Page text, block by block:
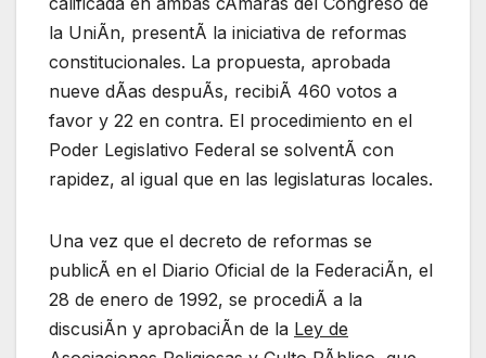
la UniÃn, presentÃ la iniciativa de reformas
constitucionales. La propuesta, aprobada
nueve dÃas despuÃs, recibiÃ 460 votos a
favor y 22 en contra. El procedimiento en el
Poder Legislativo Federal se solventÃ con
rapidez, al igual que en las legislaturas locales.
Una vez que el decreto de reformas se
publicÃ en el Diario Oficial de la FederaciÃn, el
28 de enero de 1992, se procediÃ a la
discusiÃn y aprobaciÃn de la Ley de